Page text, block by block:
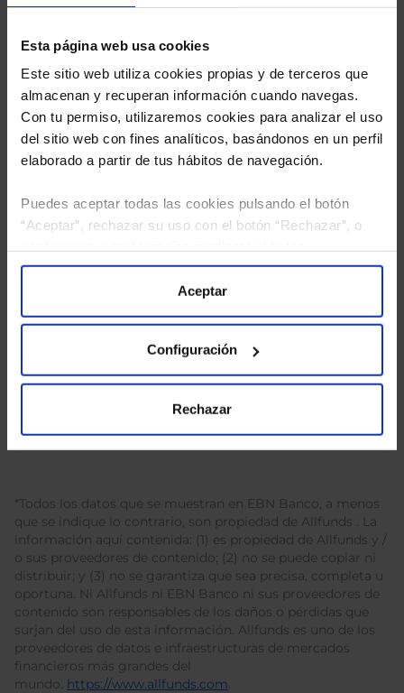
Esta página web usa cookies
Este sitio web utiliza cookies propias y de terceros que
almacenan y recuperan información cuando navegas.
Con tu permiso, utilizaremos cookies para analizar el uso
del sitio web con fines analíticos, basándonos en un perfil
elaborado a partir de tus hábitos de navegación.
Puedes aceptar todas las cookies pulsando el botón
“Aceptar”, rechazar su uso con el botón “Rechazar”, o
“Configuración”. Consulta nuestraPolítica
para más información.
Aceptar
Configuración
Rechazar
He leídola política de privacidady consiento el
tratamiento de mis datos personales.
*Todos los datos que se muestran en EBN Banco, a menos
que se indique lo contrario, son propiedad de Allfunds . La
información aquí contenida: (1) es propiedad de Allfunds y /
o sus proveedores de contenido; (2) no se puede copiar ni
distribuir; y (3) no se garantiza que sea precisa, completa u
oportuna. Ni Allfunds ni EBN Banco ni sus proveedores de
contenido son responsables de los daños o pérdidas que
surjan del uso de esta información. Allfunds es uno de los
proveedores de datos e infraestructuras de mercados
financieros más grandes del
mundo. https://www.allfunds.com.